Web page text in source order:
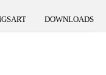
DOWNLOADS